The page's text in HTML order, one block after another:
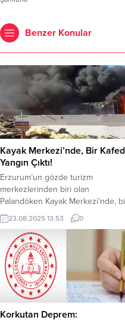
Benzer Konular
Kayak Merkezi’nde, Bir
Yangın Çıktı!
Erzurum’un gözde turizm
merkezlerinden biri olan
Palandöken Kayak Merkezi’nde,
kafede yangın çıktı. Yangın, henüz
belirlenemeyen bir nedenle tadilat
sırasında kafe alanında başladı.
Çevredekilerin ihbarı üzerine olay
yerine çok sayıda itfaiye ekibi
edildi. İtfaiye ekipleri, yangını
kontrol altına almak için yoğun bir
çalışma başlattı. Yaklaşık bir saat
süren müdahalenin...
23.08.2025 13:53 0
Korkutan Deprem: